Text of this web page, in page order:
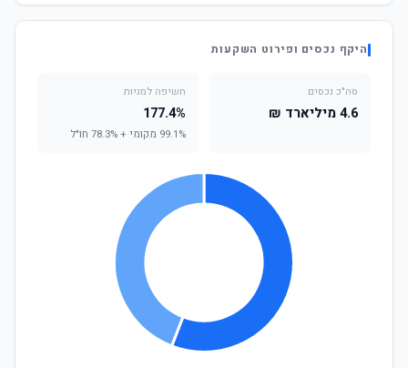
היקף נכסים ופירוט השקעות
סה"כ נכסים
4.6 מיליארד ₪
חשיפה למניות
177.4%
99.1% מקומי + 78.3% חו"ל